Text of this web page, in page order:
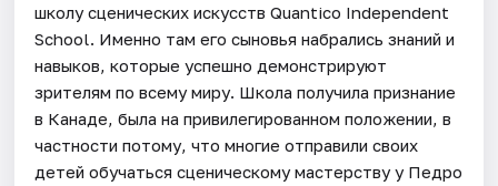
школу сценических искусств Quantico Independent
School. Именно там его сыновья набрались знаний и
навыков, которые успешно демонстрируют
зрителям по всему миру. Школа получила признание
в Канаде, была на привилегированном положении, в
частности потому, что многие отправили своих
детей обучаться сценическому мастерству у Педро